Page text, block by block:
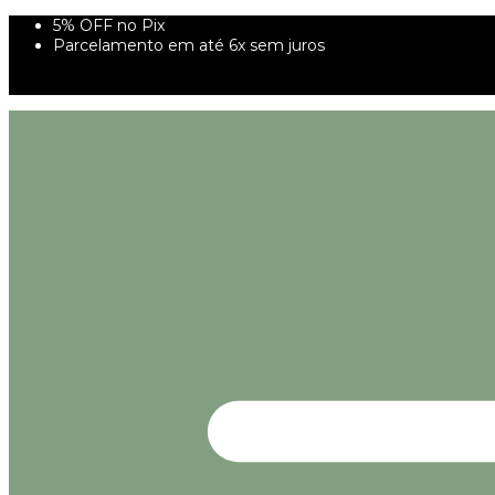
5% OFF no Pix
Parcelamento em até 6x sem juros